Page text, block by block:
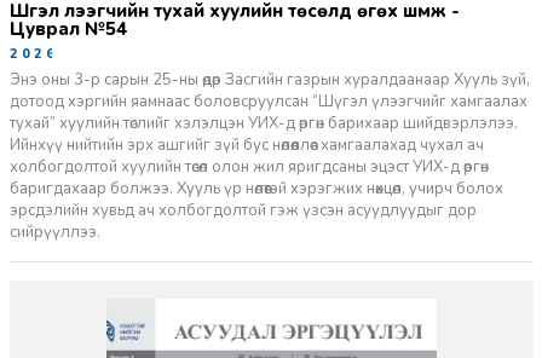
Шүгэл үлээгчийн тухай хуулийн төсөлд өгөх шүүмж -
Цуврал №54
2026-07-27
Энэ оны 3-р сарын 25-ны өдөр Засгийн газрын хуралдаанаар Хууль зүй,
дотоод хэргийн яамнаас боловсруулсан “Шүгэл үлээгчийг хамгаалах
тухай” хуулийн төслийг хэлэлцэн УИХ-д өргөн барихаар шийдвэрлэлээ.
Ийнхүү нийтийн эрх ашгийг зүй бус нөлөөллөөс хамгаалахад чухал ач
холбогдолтой хуулийн төсөл олон жил яригдсаны эцэст УИХ-д өргөн
баригдахаар болжээ. Хууль үр нөлөөтэй хэрэгжих нөхцөл, учирч болох
эрсдэлийн хувьд ач холбогдолтой гэж үзсэн асуудлуудыг дор
сийрүүллээ.